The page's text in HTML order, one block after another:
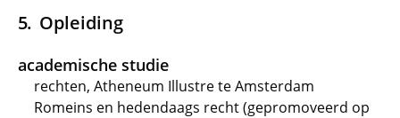
Opleiding
academische studie
rechten, Atheneum Illustre te Amsterdam
Romeins en hedendaags recht (gepromoveerd op